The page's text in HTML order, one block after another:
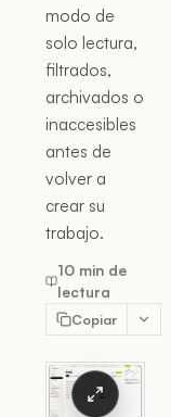
modo de
solo lectura,
filtrados,
archivados o
inaccesibles
antes de
volver a
crear su
trabajo.
10 min de
lectura
Copiar